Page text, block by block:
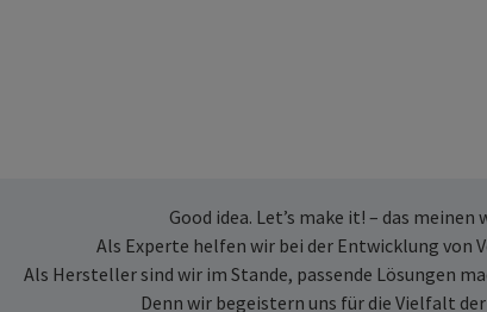
Good idea. Let’s make it! – das meinen
Als Experte helfen wir bei der Entwicklung von
Als Hersteller sind wir im Stande, passende Lösungen
Denn wir begeistern uns für die Vielfalt